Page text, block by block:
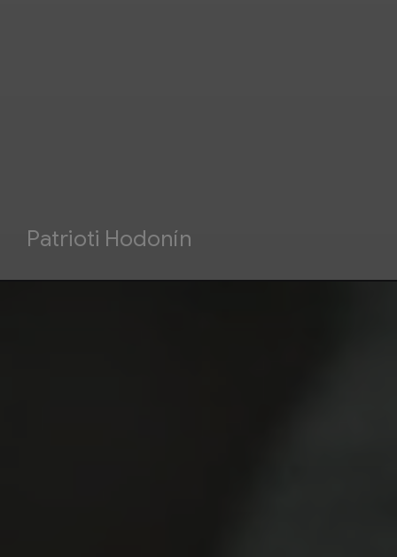
Patrioti Hodonín